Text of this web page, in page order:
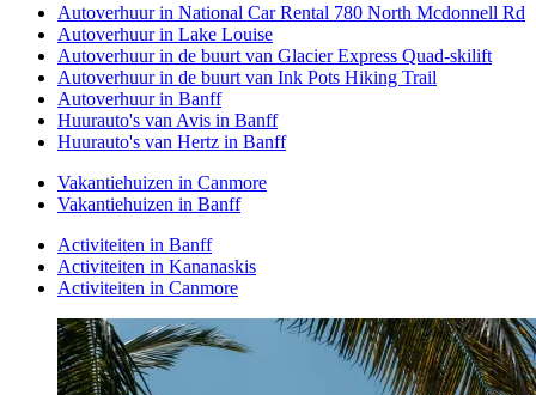
Autoverhuur in National Car Rental 780 North Mcdonnell Rd
Autoverhuur in Lake Louise
Autoverhuur in de buurt van Glacier Express Quad-skilift
Autoverhuur in de buurt van Ink Pots Hiking Trail
Autoverhuur in Banff
Huurauto's van Avis in Banff
Huurauto's van Hertz in Banff
Vakantiehuizen in Canmore
Vakantiehuizen in Banff
Activiteiten in Banff
Activiteiten in Kananaskis
Activiteiten in Canmore